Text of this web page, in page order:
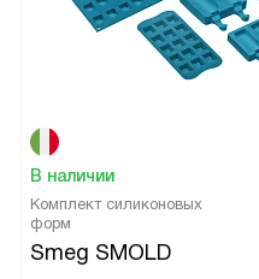
В наличии
Комплект силиконовых
форм
Smeg SMOLD